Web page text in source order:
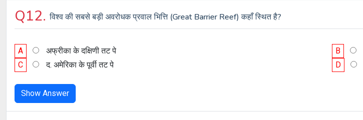
Q12.विश्व की सबसे बड़ी अवरोधक प्रवाल भित्ति (Great Barrier Reef) कहाँ स्थित है?
A अफ्रीका के दक्षिणी तट पे B
C
द. अमेरिका के पूर्वी तट पे D
Show Answer